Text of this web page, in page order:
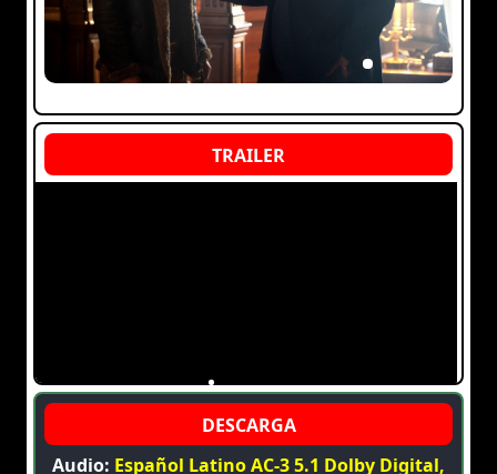
Audio: Español Latino AC-3 5.1 Dolby Digital,